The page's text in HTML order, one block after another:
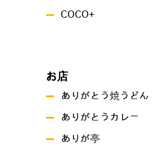
COCO+
お店
ありがとう焼うどん
ありがとうカレー
ありが亭